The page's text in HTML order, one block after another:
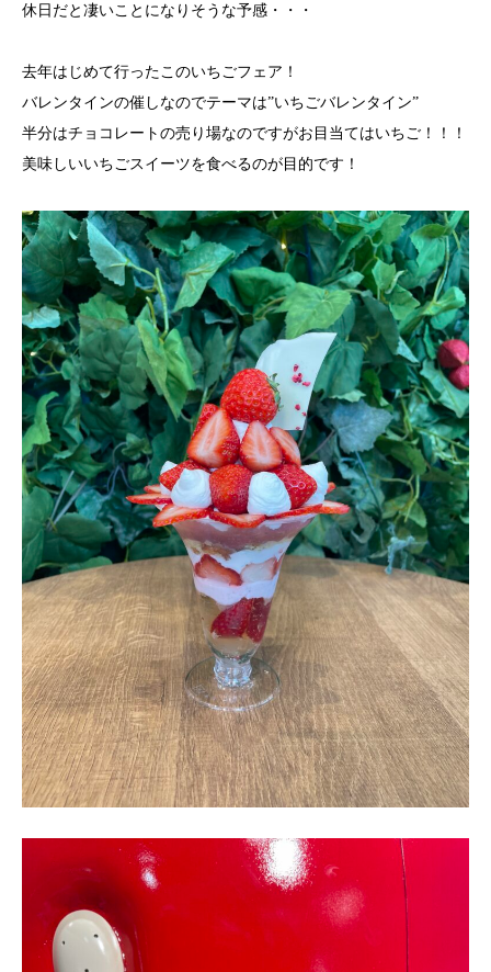
休日だと凄いことになりそうな予感・・・
去年はじめて行ったこのいちごフェア！
バレンタインの催しなのでテーマは”いちごバレンタイン”
半分はチョコレートの売り場なのですがお目当てはいちご！！！
美味しいいちごスイーツを食べるのが目的です！